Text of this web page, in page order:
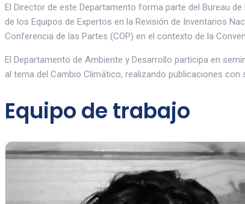
El Director de este Departamento forma parte del Bureau
de los Equipos de Expertos en la Revisión de Inventarios
Conferencia de las Partes (COP) en el contexto de la
El Departamento de Ambiente y Desarrollo participa en
al tema del Cambio Climático, realizando publicaciones con
Equipo de trabajo